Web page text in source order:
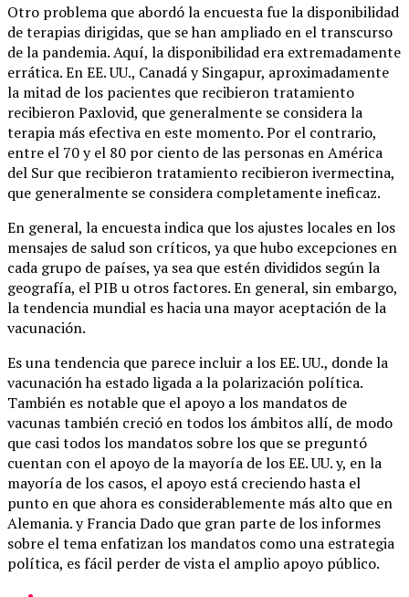
Otro problema que abordó la encuesta fue la disponibilidad
de terapias dirigidas, que se han ampliado en el transcurso
de la pandemia. Aquí, la disponibilidad era extremadamente
errática. En EE. UU., Canadá y Singapur, aproximadamente
la mitad de los pacientes que recibieron tratamiento
recibieron Paxlovid, que generalmente se considera la
terapia más efectiva en este momento. Por el contrario,
entre el 70 y el 80 por ciento de las personas en América
del Sur que recibieron tratamiento recibieron ivermectina,
que generalmente se considera completamente ineficaz.
En general, la encuesta indica que los ajustes locales en los
mensajes de salud son críticos, ya que hubo excepciones en
cada grupo de países, ya sea que estén divididos según la
geografía, el PIB u otros factores. En general, sin embargo,
la tendencia mundial es hacia una mayor aceptación de la
vacunación.
Es una tendencia que parece incluir a los EE. UU., donde la
vacunación ha estado ligada a la polarización política.
También es notable que el apoyo a los mandatos de
vacunas también creció en todos los ámbitos allí, de modo
que casi todos los mandatos sobre los que se preguntó
cuentan con el apoyo de la mayoría de los EE. UU. y, en la
mayoría de los casos, el apoyo está creciendo hasta el
punto en que ahora es considerablemente más alto que en
Alemania. y Francia Dado que gran parte de los informes
sobre el tema enfatizan los mandatos como una estrategia
política, es fácil perder de vista el amplio apoyo público.